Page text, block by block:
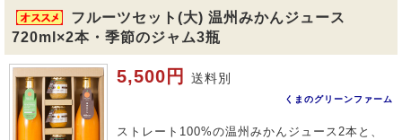
フルーツセット(大) 温州みかんジュース
720ml×2本・季節のジャム3瓶
5,500円 送料別
くまのグリーンファーム
ストレート100%の温州みかんジュース2本と、